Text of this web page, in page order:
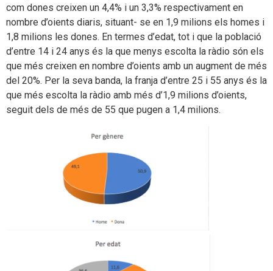
com dones creixen un 4,4% i un 3,3% respectivament en
nombre d’oients diaris, situant- se en 1,9 milions els homes i
1,8 milions les dones. En termes d’edat, tot i que la població
d’entre 14 i 24 anys és la que menys escolta la ràdio són els
que més creixen en nombre d’oients amb un augment de més
del 20%. Per la seva banda, la franja d’entre 25 i 55 anys és la
que més escolta la ràdio amb més d’1,9 milions d’oients,
seguit dels de més de 55 que pugen a 1,4 milions.